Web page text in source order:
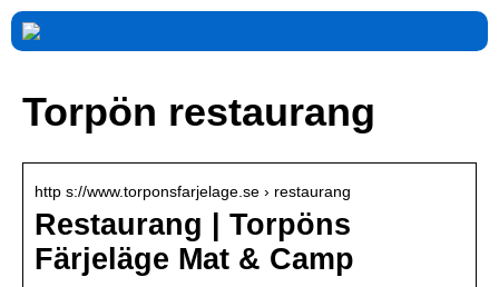
Torpön restaurang
http s://www.torponsfarjelage.se › restaurang
Restaurang | Torpöns
Färjeläge Mat & Camp